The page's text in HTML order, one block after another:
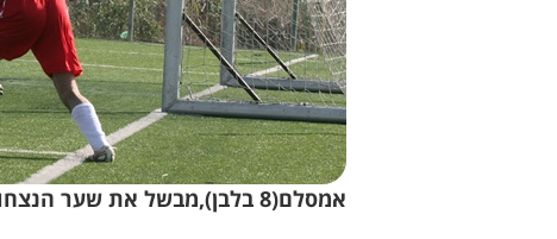
אמסלם(8 בלבן),מבשל את שער הנצחון לגולוזר.(צילום:לירן דורף)